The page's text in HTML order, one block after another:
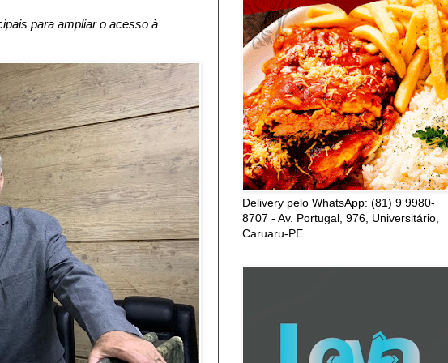
para ampliar o acesso à
Delivery pelo WhatsApp: (81) 9 9980-
8707 - Av. Portugal, 976, Universitário,
Caruaru-PE